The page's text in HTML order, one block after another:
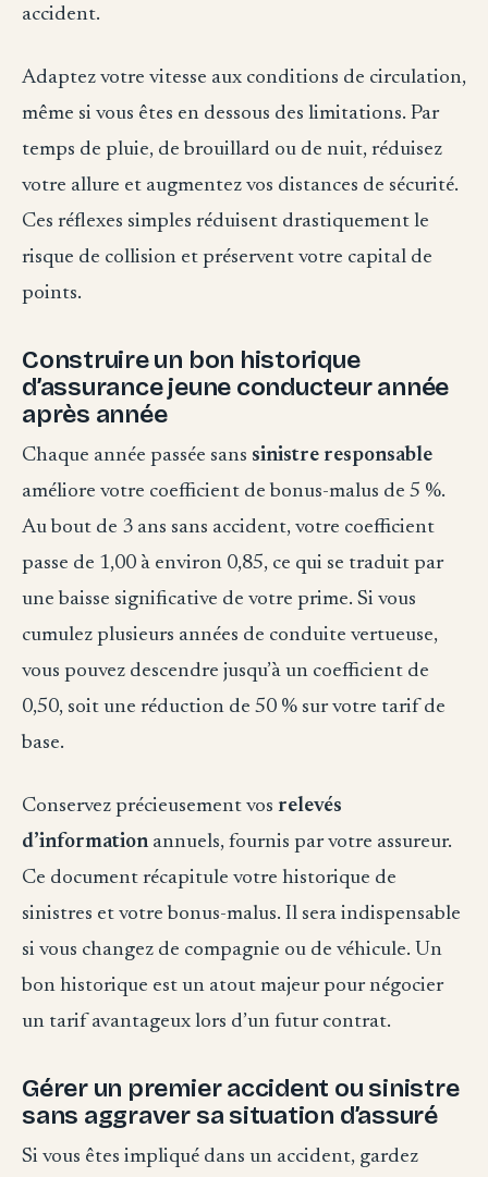
accident.
Adaptez votre vitesse aux conditions de circulation,
même si vous êtes en dessous des limitations. Par
temps de pluie, de brouillard ou de nuit, réduisez
votre allure et augmentez vos distances de sécurité.
Ces réflexes simples réduisent drastiquement le
risque de collision et préservent votre capital de
points.
Construire un bon historique
d’assurance jeune conducteur année
après année
Chaque année passée sans sinistre responsable
améliore votre coefficient de bonus-malus de 5 %.
Au bout de 3 ans sans accident, votre coefficient
passe de 1,00 à environ 0,85, ce qui se traduit par
une baisse significative de votre prime. Si vous
cumulez plusieurs années de conduite vertueuse,
vous pouvez descendre jusqu’à un coefficient de
0,50, soit une réduction de 50 % sur votre tarif de
base.
Conservez précieusement vos relevés
d’informationannuels, fournis par votre assureur.
Ce document récapitule votre historique de
sinistres et votre bonus-malus. Il sera indispensable
si vous changez de compagnie ou de véhicule. Un
bon historique est un atout majeur pour négocier
un tarif avantageux lors d’un futur contrat.
Gérer un premier accident ou sinistre
sans aggraver sa situation d’assuré
Si vous êtes impliqué dans un accident, gardez